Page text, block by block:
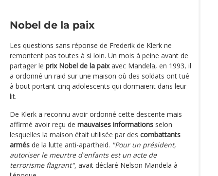
Nobel de la paix
Les questions sans réponse de Frederik de Klerk ne
remontent pas toutes à si loin. Un mois à peine avant de
partager le prix Nobel de la paixavec Mandela, en 1993, il
a ordonné un raid sur une maison où des soldats ont tué
à bout portant cinq adolescents qui dormaient dans leur
lit.
De Klerk a reconnu avoir ordonné cette descente mais
affirmé avoir reçu de mauvaises informations selon
lesquelles la maison était utilisée par des combattants
armés de la lutte anti-apartheid. "Pour un président,
autoriser le meurtre d'enfants est un acte de
terrorisme flagrant", avait déclaré Nelson Mandela à